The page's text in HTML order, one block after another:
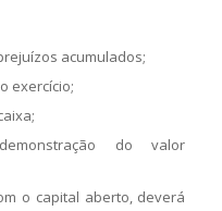
acumulados;
exercício;
do valor
o capital aberto, deverá